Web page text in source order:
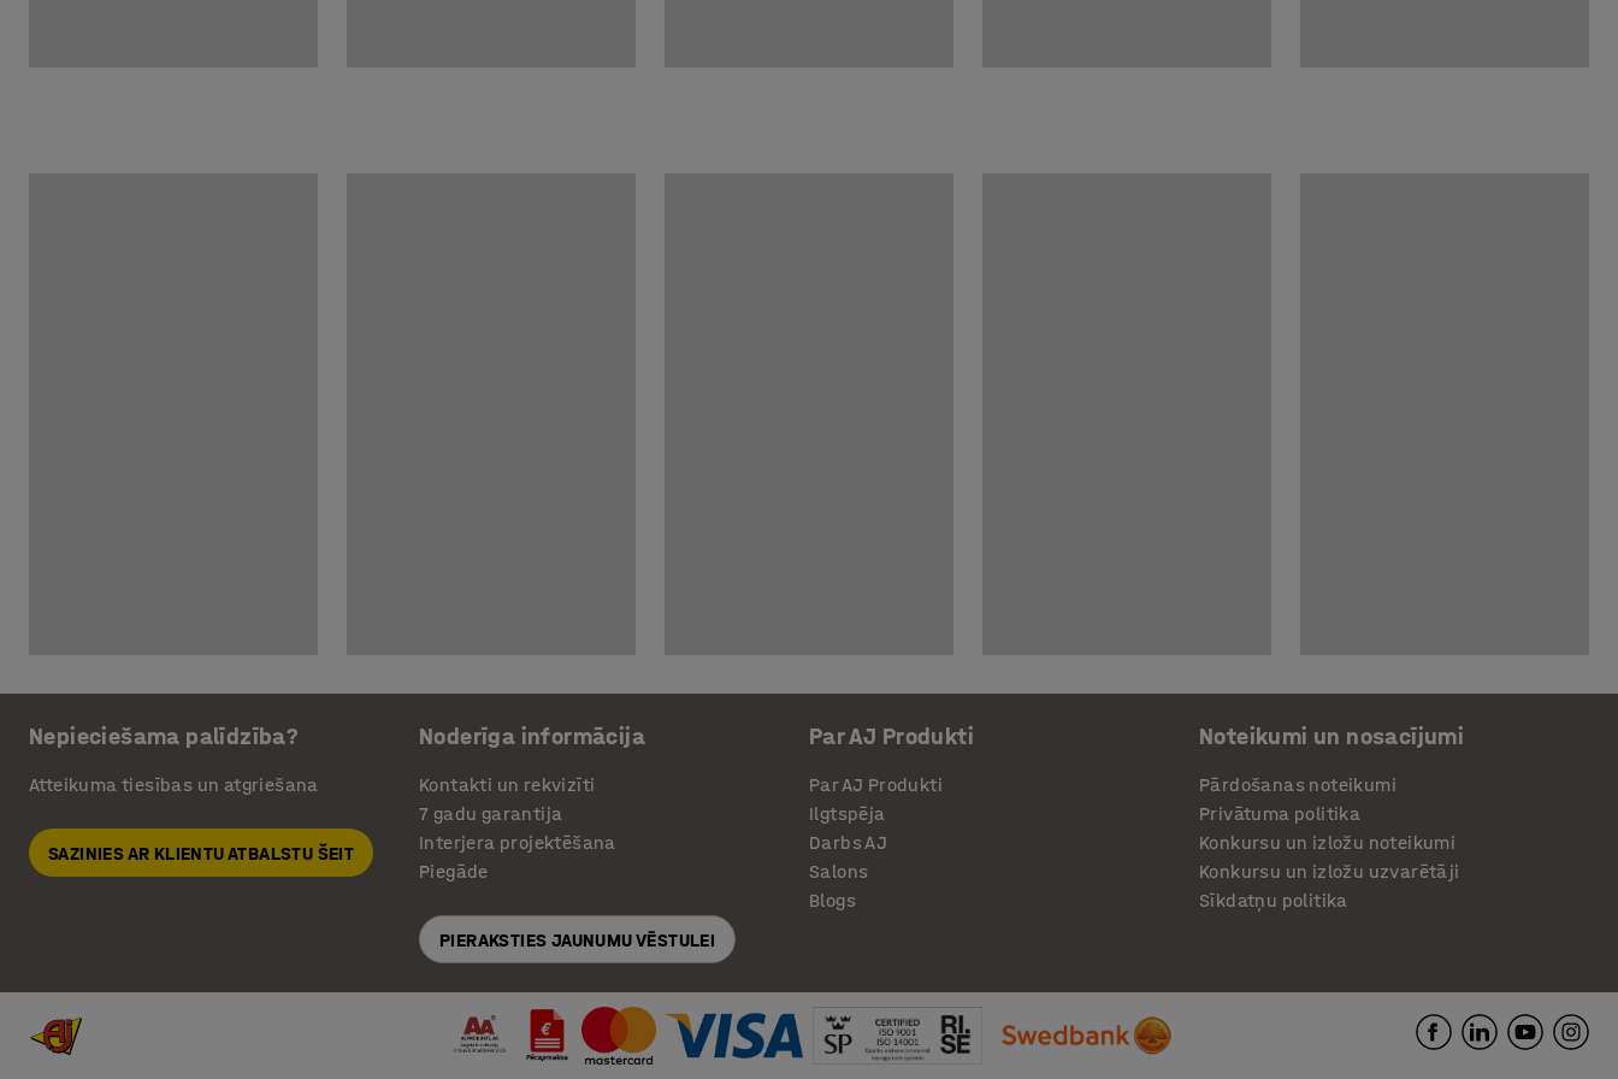
Nepieciešama palīdzība?
Atteikuma tiesības un atgriešana
SAZINIES AR KLIENTU ATBALSTU ŠEIT
Noderīga informācija
Kontakti un rekvizīti
7 gadu garantija
Interjera projektēšana
Piegāde
PIERAKSTIES JAUNUMU VĒSTULEI
Par AJ Produkti
Par AJ Produkti
Ilgtspēja
Darbs AJ
Salons
Blogs
Noteikumi un nosacījumi
Pārdošanas noteikumi
Privātuma politika
Konkursu un izložu noteikumi
Konkursu un izložu uzvarētāji
Sīkdatņu politika